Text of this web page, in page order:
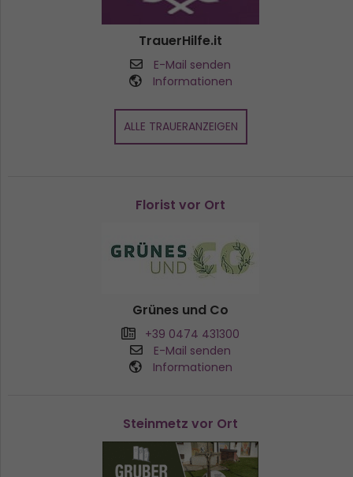
TrauerHilfe.it
E-Mail senden
Informationen
ALLE TRAUERANZEIGEN
Florist vor Ort
Grünes und Co
+39 0474 431300
E-Mail senden
Informationen
Steinmetz vor Ort